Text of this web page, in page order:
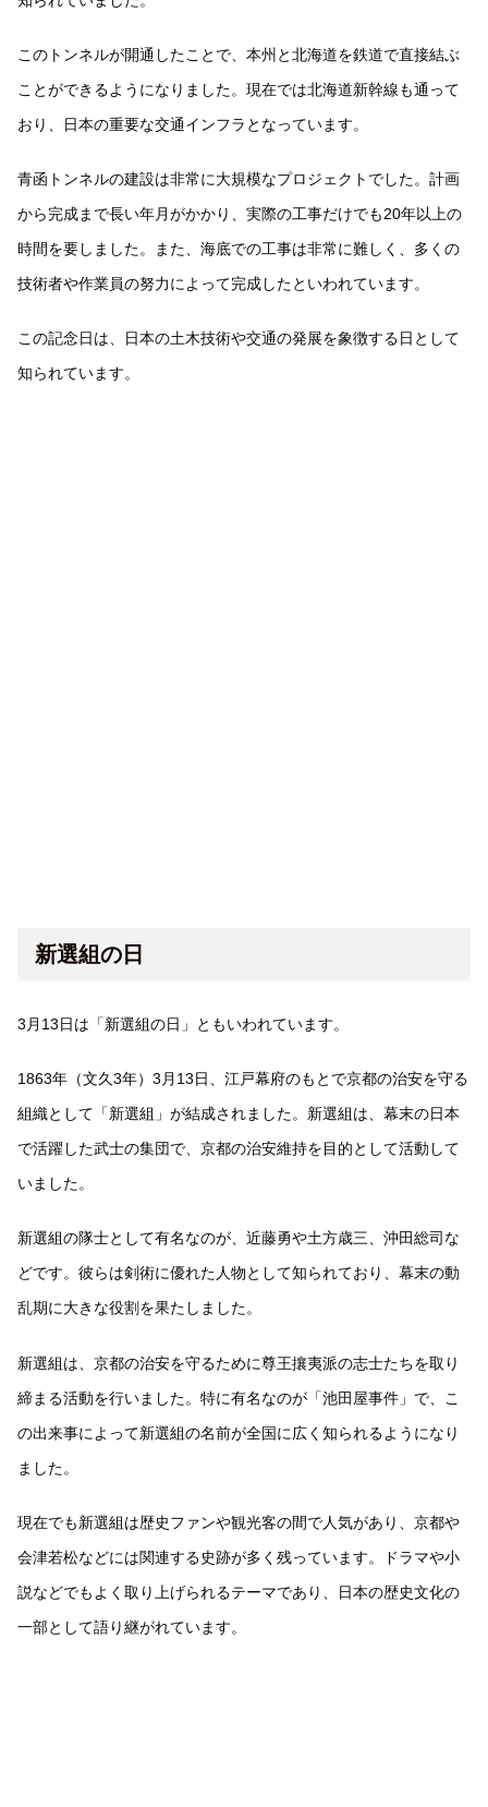
このトンネルが開通したことで、本州と北海道を鉄道で直接結ぶ
ことができるようになりました。現在では北海道新幹線も通って
おり、日本の重要な交通インフラとなっています。
青函トンネルの建設は非常に大規模なプロジェクトでした。計画
から完成まで長い年月がかかり、実際の工事だけでも20年以上の
時間を要しました。また、海底での工事は非常に難しく、多くの
技術者や作業員の努力によって完成したといわれています。
この記念日は、日本の土木技術や交通の発展を象徴する日として
知られています。
新選組の日
3月13日は「新選組の日」ともいわれています。
1863年（文久3年）3月13日、江戸幕府のもとで京都の治安を守る
組織として「新選組」が結成されました。新選組は、幕末の日本
で活躍した武士の集団で、京都の治安維持を目的として活動して
いました。
新選組の隊士として有名なのが、近藤勇や土方歳三、沖田総司な
どです。彼らは剣術に優れた人物として知られており、幕末の動
乱期に大きな役割を果たしました。
新選組は、京都の治安を守るために尊王攘夷派の志士たちを取り
締まる活動を行いました。特に有名なのが「池田屋事件」で、こ
の出来事によって新選組の名前が全国に広く知られるようになり
ました。
現在でも新選組は歴史ファンや観光客の間で人気があり、京都や
会津若松などには関連する史跡が多く残っています。ドラマや小
説などでもよく取り上げられるテーマであり、日本の歴史文化の
一部として語り継がれています。